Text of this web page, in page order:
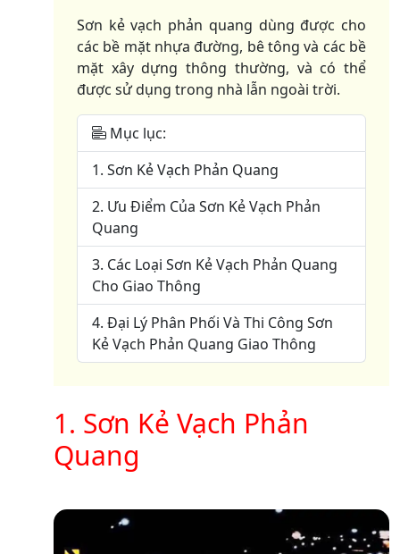
Sơn kẻ vạch phản quang dùng được cho
các bề mặt nhựa đường, bê tông và các bề
mặt xây dựng thông thường, và có thể
được sử dụng trong nhà lẫn ngoài trời.
Mục lục:
1. Sơn Kẻ Vạch Phản Quang
2. Ưu Điểm Của Sơn Kẻ Vạch Phản
Quang
3. Các Loại Sơn Kẻ Vạch Phản Quang
Cho Giao Thông
4. Đại Lý Phân Phối Và Thi Công Sơn
Kẻ Vạch Phản Quang Giao Thông
1. Sơn Kẻ Vạch Phản
Quang